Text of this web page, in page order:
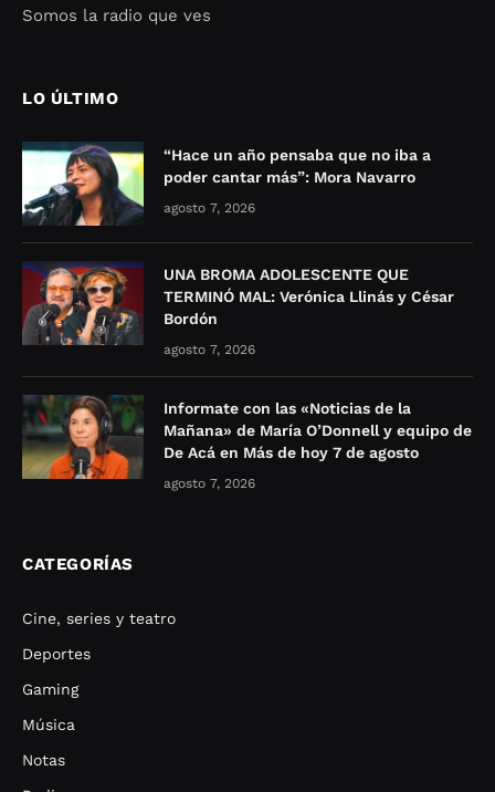
Somos la radio que ves
LO ÚLTIMO
“Hace un año pensaba que no iba a
poder cantar más”: Mora Navarro
agosto 7, 2026
UNA BROMA ADOLESCENTE QUE
TERMINÓ MAL: Verónica Llinás y César
Bordón
agosto 7, 2026
Informate con las «Noticias de la
Mañana» de María O’Donnell y equipo de
De Acá en Más de hoy 7 de agosto
agosto 7, 2026
CATEGORÍAS
Cine, series y teatro
Deportes
Gaming
Música
Notas